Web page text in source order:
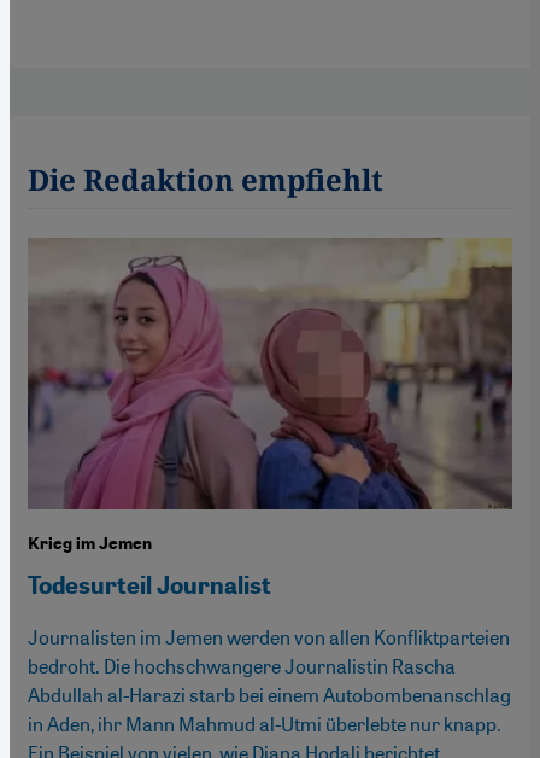
Die Redaktion empfiehlt
Krieg im Jemen
Todesurteil Journalist
Journalisten im Jemen werden von allen Konfliktparteien
bedroht. Die hochschwangere Journalistin Rascha
Abdullah al-Harazi starb bei einem Autobombenanschlag
in Aden, ihr Mann Mahmud al-Utmi überlebte nur knapp.